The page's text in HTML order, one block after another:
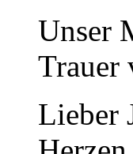
Unser
Trauer
Lieber